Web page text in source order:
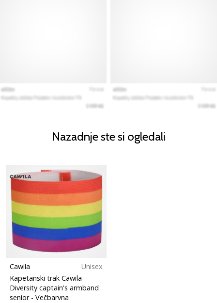
Nazadnje ste si ogledali
Cawila
Unisex
Kapetanski trak Cawila
Diversity captain's armband
senior - Večbarvna